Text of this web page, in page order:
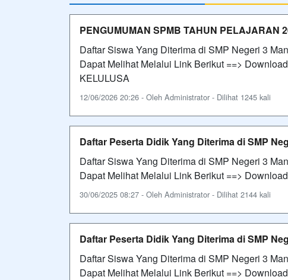
PENGUMUMAN SPMB TAHUN PELAJARAN
Daftar Siswa Yang Diterima di SMP Negeri 3
Dapat Melihat Melalui Link Berikut ==>
KELULUSA
12/06/2026 20:26 - Oleh Administrator - Dilihat 1245 kali
Daftar Peserta Didik Yang Diterima di SMP
Daftar Siswa Yang Diterima di SMP Negeri 3
Dapat Melihat Melalui Link Berikut ==>
30/06/2025 08:27 - Oleh Administrator - Dilihat 2144 kali
Daftar Peserta Didik Yang Diterima di SMP
Daftar Siswa Yang Diterima di SMP Negeri 3
Dapat Melihat Melalui Link Berikut ==>